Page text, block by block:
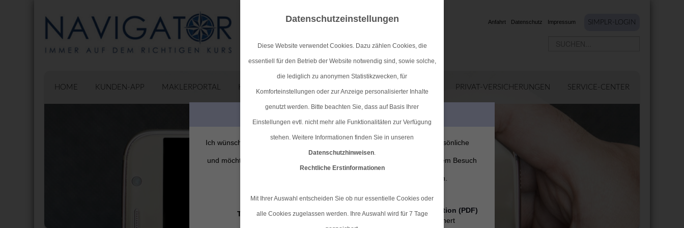
Anfahrt Datenschutz Impressum SIMPLR-LOGIN
HOME KUNDEN-APP MAKLERPORTAL KRANKENVERSICHERUNGEN VORSORGE & KAPITAL PRIVAT-VERSICHERUNGEN SERVICE-CENTER
Ich wünsche eine persönliche Beratung
und möchte Kontakt mit einem Berater
Tel.: 04101-409721
Ich verzichte auf eine persönliche
Beratung und möchte mit dem Besuch
der Seite fortfahren.
Ich habe dieErstinformation (PDF)
gelesen und gespeichert
Datenschutzeinstellungen
Diese Website verwendet Cookies. Dazu zählen Cookies, die
essentiell für den Betrieb der Website notwendig sind, sowie solche,
die lediglich zu anonymen Statistikzwecken, für
Komforteinstellungen oder zur Anzeige personalisierter Inhalte
genutzt werden. Bitte beachten Sie, dass auf Basis Ihrer
Einstellungen evtl. nicht mehr alle Funktionalitäten zur Verfügung
stehen. Weitere Informationen finden Sie in unseren
Datenschutzhinweisen.
Rechtliche Erstinformationen
Mit Ihrer Auswahl entscheiden Sie ob nur essentielle Cookies oder
alle Cookies zugelassen werden. Ihre Auswahl wird für 7 Tage